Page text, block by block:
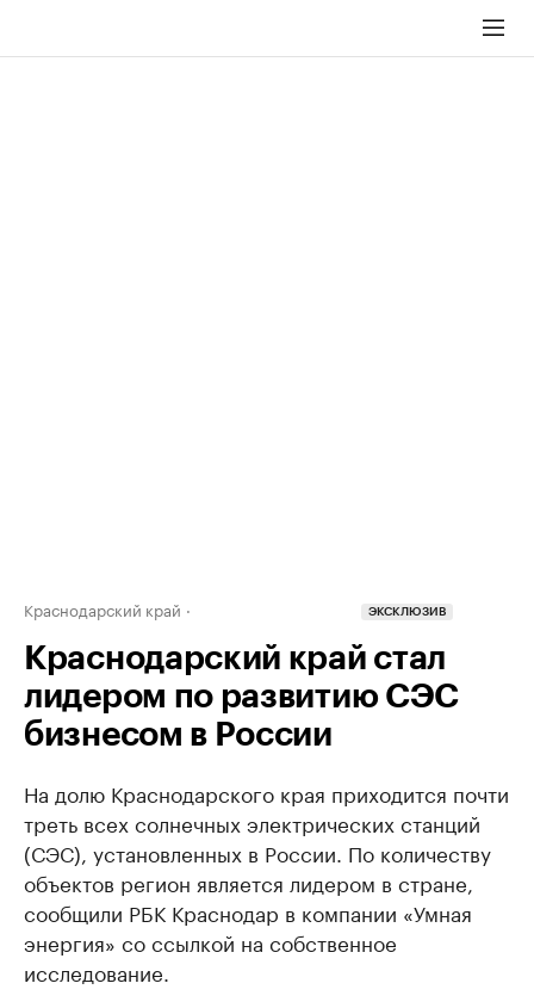
Краснодарский край ЭКСКЛЮЗИВ
Краснодарский край стал
лидером по развитию СЭС
бизнесом в России
На долю Краснодарского края приходится почти
треть всех солнечных электрических станций
(СЭС), установленных в России. По количеству
объектов регион является лидером в стране,
сообщили РБК Краснодар в компании «Умная
энергия» со ссылкой на собственное
исследование.